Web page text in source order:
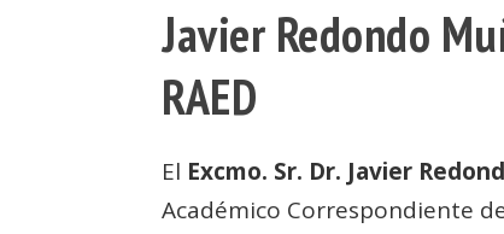
Javier Redondo
RAED
El Excmo. Sr. Dr. Javier
Académico Correspondiente